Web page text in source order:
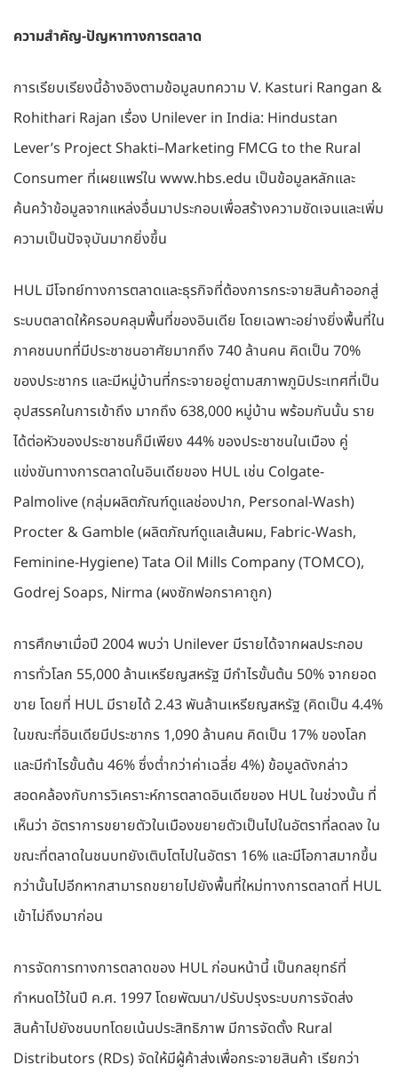
ความสำคัญ-ปัญหาทางการตลาด
การเรียบเรียงนี้อ้างอิงตามข้อมูลบทความ V. Kasturi Rangan &
Rohithari Rajan เรื่อง Unilever in India: Hindustan
Lever’s Project Shakti–Marketing FMCG to the Rural
Consumer ที่เผยแพร่ใน www.hbs.edu เป็นข้อมูลหลักและ
ค้นคว้าข้อมูลจากแหล่งอื่นมาประกอบเพื่อสร้างความชัดเจนและเพิ่ม
ความเป็นปัจจุบันมากยิ่งขึ้น
HUL มีโจทย์ทางการตลาดและธุรกิจที่ต้องการกระจายสินค้าออกสู่
ระบบตลาดให้ครอบคลุมพื้นที่ของอินเดีย โดยเฉพาะอย่างยิ่งพื้นที่ใน
ภาคชนบทที่มีประชาชนอาศัยมากถึง 740 ล้านคน คิดเป็น 70%
ของประชากร และมีหมู่บ้านที่กระจายอยู่ตามสภาพภูมิประเทศที่เป็น
อุปสรรคในการเข้าถึง มากถึง 638,000 หมู่บ้าน พร้อมกันนั้น ราย
ได้ต่อหัวของประชาชนก็มีเพียง 44% ของประชาชนในเมือง คู่
แข่งขันทางการตลาดในอินเดียของ HUL เช่น Colgate-
Palmolive (กลุ่มผลิตภัณฑ์ดูแลช่องปาก, Personal-Wash)
Procter & Gamble (ผลิตภัณฑ์ดูแลเส้นผม, Fabric-Wash,
Feminine-Hygiene) Tata Oil Mills Company (TOMCO),
Godrej Soaps, Nirma (ผงซักฟอกราคาถูก)
การศึกษาเมื่อปี 2004 พบว่า Unilever มีรายได้จากผลประกอบ
การทั่วโลก 55,000 ล้านเหรียญสหรัฐ มีกำไรขั้นต้น 50% จากยอด
ขาย โดยที่ HUL มีรายได้ 2.43 พันล้านเหรียญสหรัฐ (คิดเป็น 4.4%
ในขณะที่อินเดียมีประชากร 1,090 ล้านคน คิดเป็น 17% ของโลก
และมีกำไรขั้นต้น 46% ซึ่งต่ำกว่าค่าเฉลี่ย 4%) ข้อมูลดังกล่าว
สอดคล้องกับการวิเคราะห์การตลาดอินเดียของ HUL ในช่วงนั้น ที่
เห็นว่า อัตราการขยายตัวในเมืองขยายตัวเป็นไปในอัตราที่ลดลง ใน
ขณะที่ตลาดในชนบทยังเติบโตไปในอัตรา 16% และมีโอกาสมากขึ้น
กว่านั้นไปอีกหากสามารถขยายไปยังพื้นที่ใหม่ทางการตลาดที่ HUL
เข้าไม่ถึงมาก่อน
การจัดการทางการตลาดของ HUL ก่อนหน้านี้ เป็นกลยุทธ์ที่
กำหนดไว้ในปี ค.ศ. 1997 โดยพัฒนา/ปรับปรุงระบบการจัดส่ง
สินค้าไปยังชนบทโดยเน้นประสิทธิภาพ มีการจัดตั้ง Rural
Distributors (RDs) จัดให้มีผู้ค้าส่งเพื่อกระจายสินค้า เรียกว่า